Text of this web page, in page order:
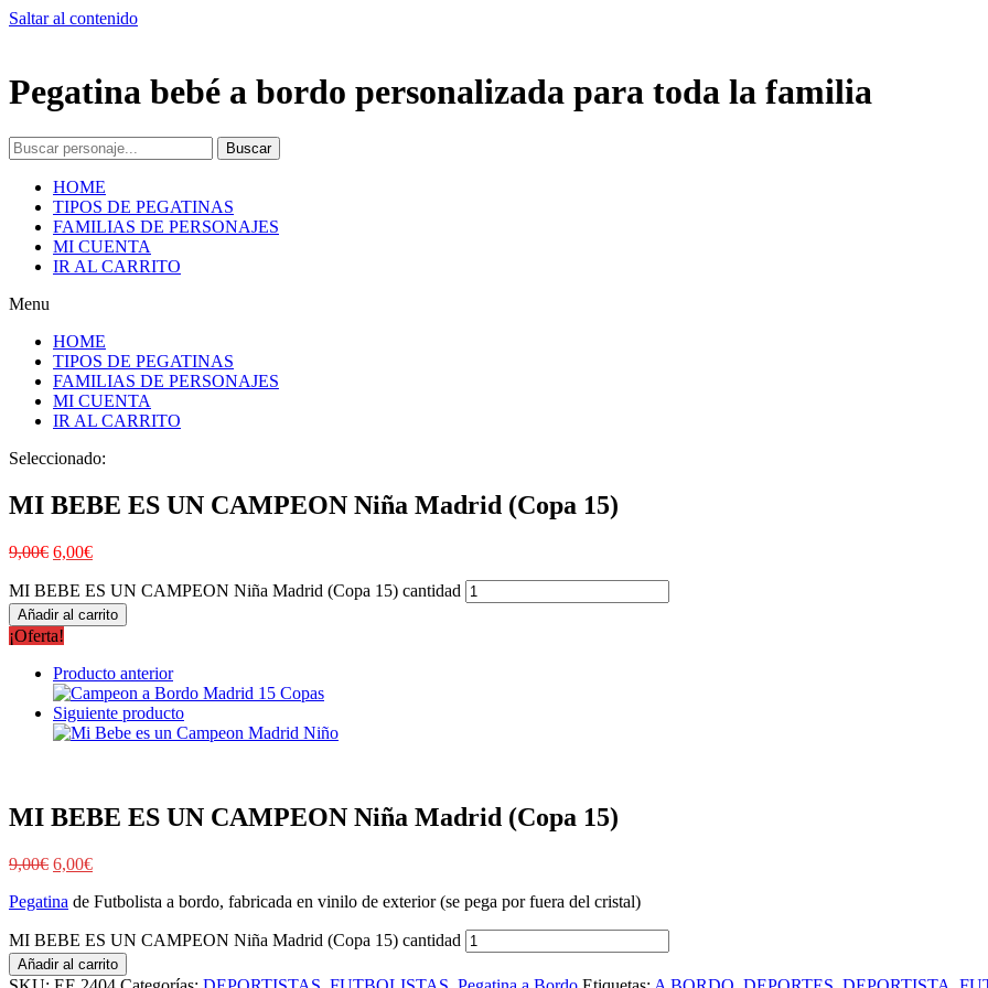
Saltar al contenido
Pegatina bebé a bordo personalizada para toda la familia
Buscar
HOME
TIPOS DE PEGATINAS
FAMILIAS DE PERSONAJES
MI CUENTA
IR AL CARRITO
Menu
HOME
TIPOS DE PEGATINAS
FAMILIAS DE PERSONAJES
MI CUENTA
IR AL CARRITO
Seleccionado:
MI BEBE ES UN CAMPEON Niña Madrid (Copa 15)
9,00€ 6,00€
MI BEBE ES UN CAMPEON Niña Madrid (Copa 15) cantidad
Añadir al carrito
¡Oferta!
Producto anterior
Siguiente producto
MI BEBE ES UN CAMPEON Niña Madrid (Copa 15)
9,00€ 6,00€
Pegatina de Futbolista a bordo, fabricada en vinilo de exterior (se pega por fuera del cristal)
MI BEBE ES UN CAMPEON Niña Madrid (Copa 15) cantidad
Añadir al carrito